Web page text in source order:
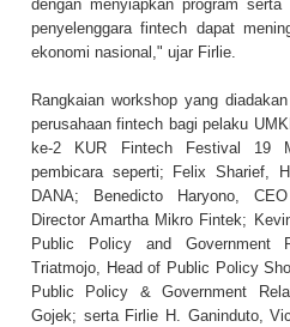
dengan menyiapkan program
penyelenggara fintech dapat
ekonomi nasional," ujar Firlie.
Rangkaian workshop yang
perusahaan fintech bagi pelaku
ke-2 KUR Fintech Festival 19
pembicara seperti; Felix Sharief,
DANA; Benedicto Haryono,
Director Amartha Mikro Fintek;
Public Policy and Government
Triatmojo, Head of Public Policy
Public Policy & Government
Gojek; serta Firlie H. Ganinduto,